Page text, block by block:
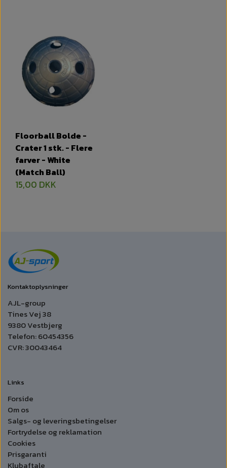
Floorball Bolde -
Crater 1 stk. - Flere
farver - White
(Match Ball)
15,00 DKK
Kontaktoplysninger
AJL-group
Tines Vej 38
9380 Vestbjerg
Telefon: 60454356
CVR: 30043464
Links
Forside
Om os
Salgs- og leveringsbetingelser
Fortrydelse og reklamation
Cookies
Prisgaranti
Klubaftale